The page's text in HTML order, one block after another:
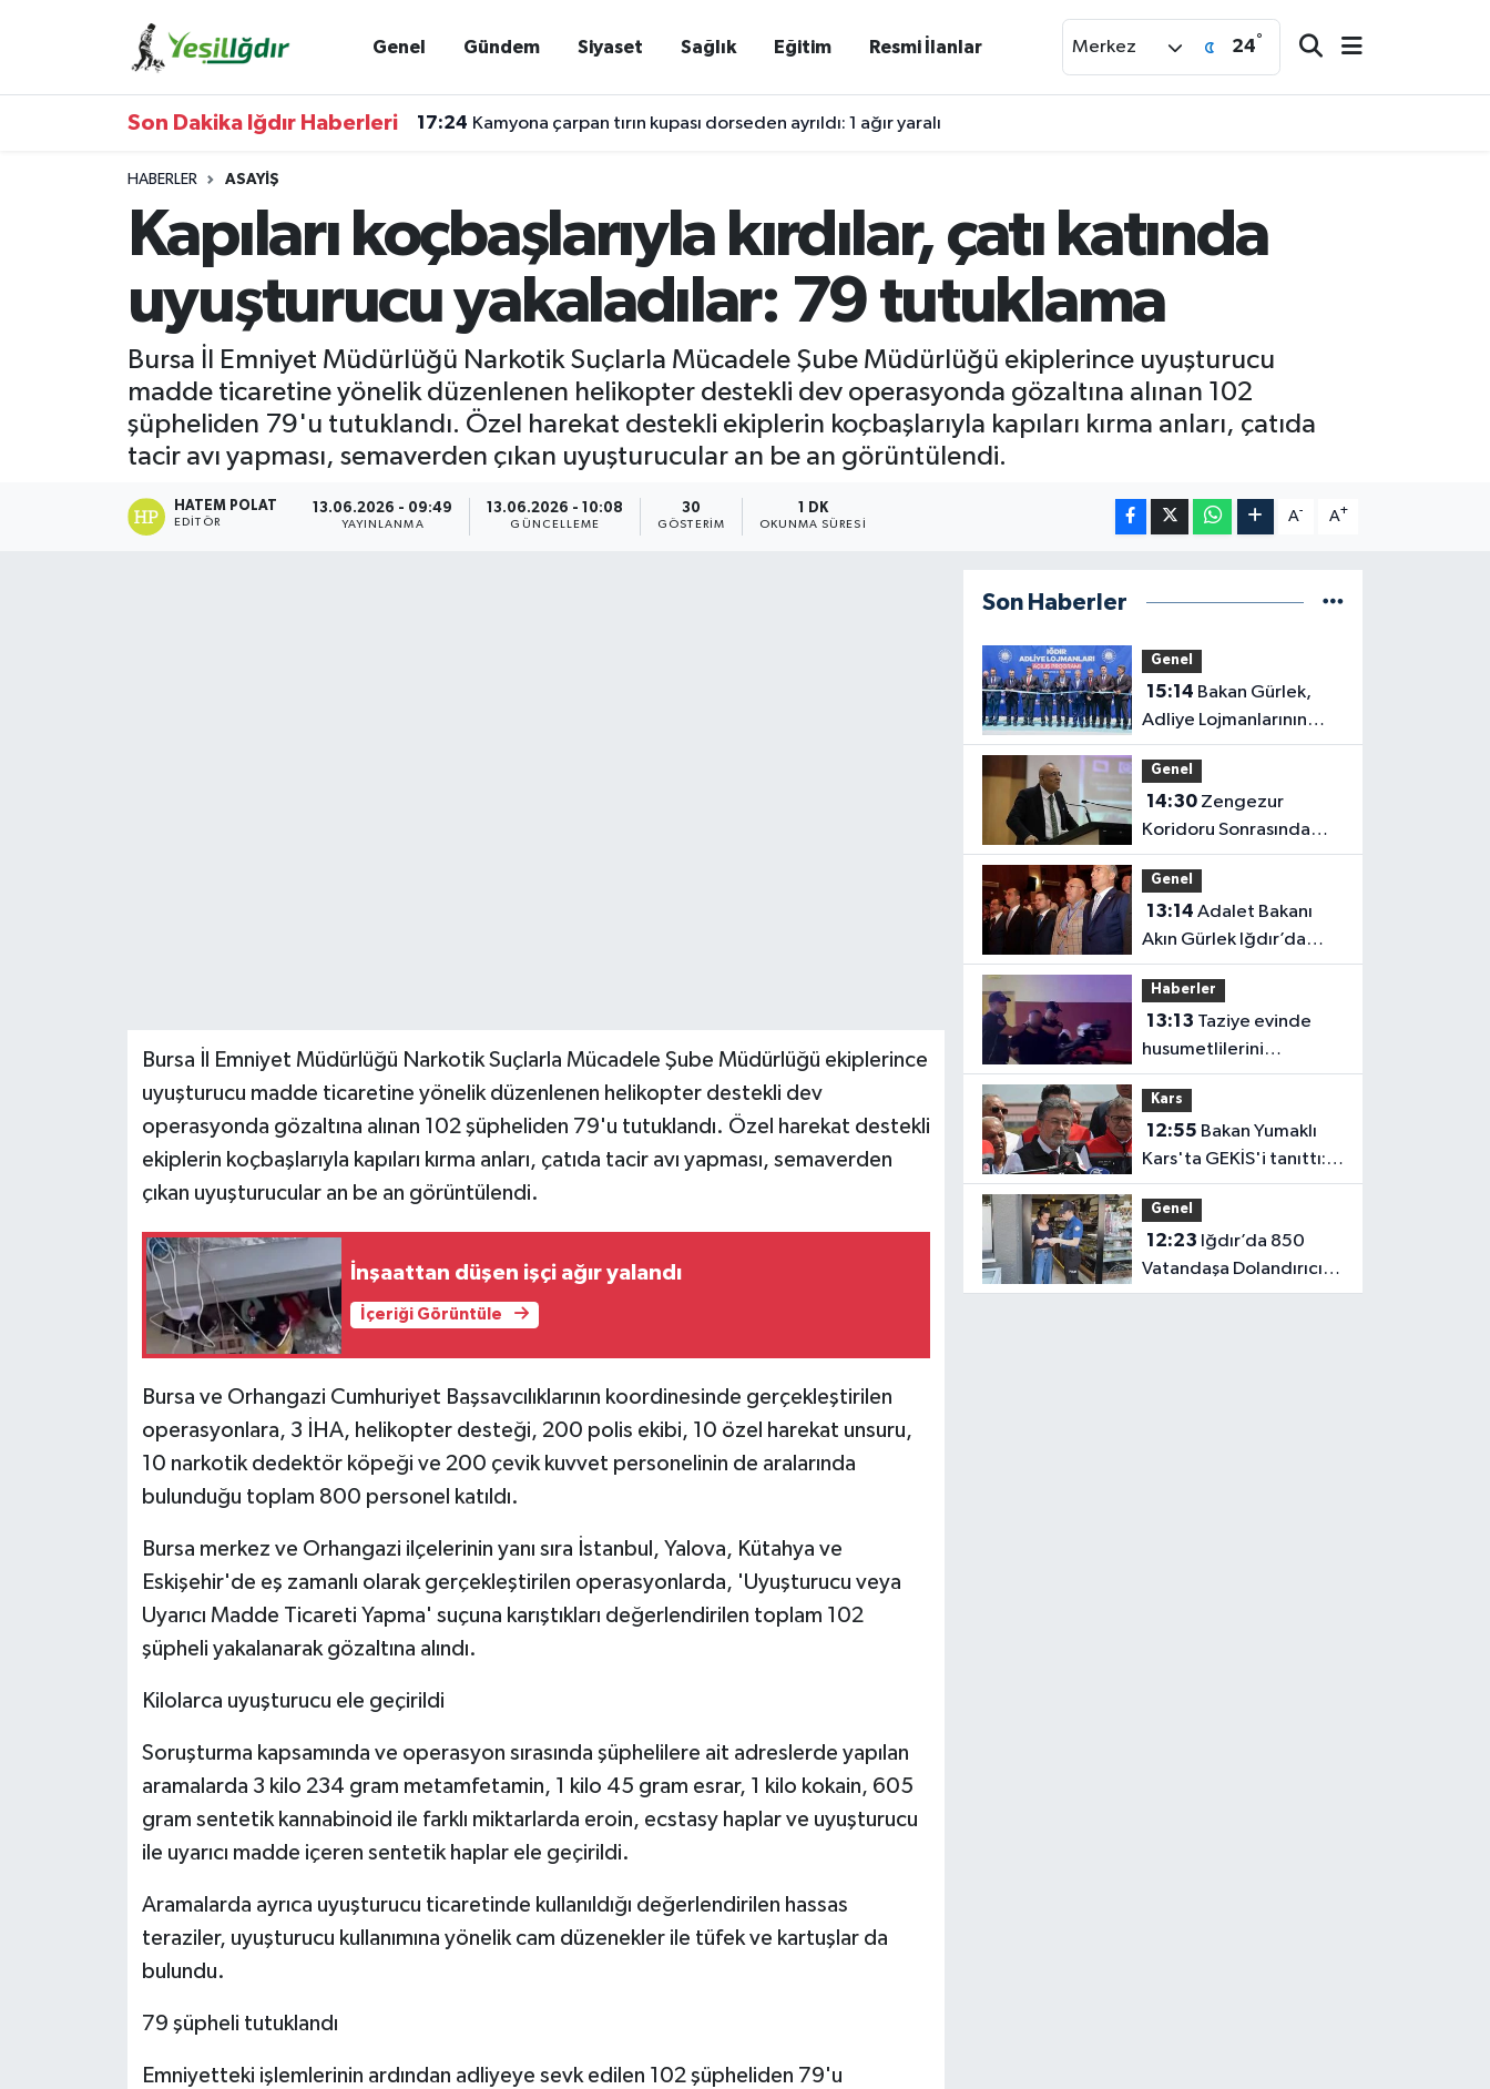
Genel Gündem Siyaset Sağlık Eğitim Resmi İlanlar Merkez 24°
Son Dakika Iğdır Haberleri 17:24 Kamyona çarpan tırın kupası dorseden ayrıldı: 1 ağır yaralı
HABERLER ASAYIŞ
Kapıları koçbaşlarıyla kırdılar, çatı katında
uyuşturucu yakaladılar: 79 tutuklama
Bursa İl Emniyet Müdürlüğü Narkotik Suçlarla Mücadele Şube Müdürlüğü ekiplerince uyuşturucu
madde ticaretine yönelik düzenlenen helikopter destekli dev operasyonda gözaltına alınan 102
şüpheliden 79'u tutuklandı. Özel harekat destekli ekiplerin koçbaşlarıyla kapıları kırma anları, çatıda
tacir avı yapması, semaverden çıkan uyuşturucular an be an görüntülendi.
HATEM POLAT
EDITÖR
13.06.2026 - 09:49
YAYINLANMA
13.06.2026 - 10:08
GÜNCELLEME
30
GÖSTERIM
1 DK
OKUNMA SÜRESI
A- A+
Bursa İl Emniyet Müdürlüğü Narkotik Suçlarla Mücadele Şube Müdürlüğü ekiplerince
uyuşturucu madde ticaretine yönelik düzenlenen helikopter destekli dev
operasyonda gözaltına alınan 102 şüpheliden 79'u tutuklandı. Özel harekat destekli
ekiplerin koçbaşlarıyla kapıları kırma anları, çatıda tacir avı yapması, semaverden
çıkan uyuşturucular an be an görüntülendi.
İnşaattan düşen işçi ağır yalandı
İçeriği Görüntüle
Bursa ve Orhangazi Cumhuriyet Başsavcılıklarının koordinesinde gerçekleştirilen
operasyonlara, 3 İHA, helikopter desteği, 200 polis ekibi, 10 özel harekat unsuru,
10 narkotik dedektör köpeği ve 200 çevik kuvvet personelinin de aralarında
bulunduğu toplam 800 personel katıldı.
Bursa merkez ve Orhangazi ilçelerinin yanı sıra İstanbul, Yalova, Kütahya ve
Eskişehir'de eş zamanlı olarak gerçekleştirilen operasyonlarda, 'Uyuşturucu veya
Uyarıcı Madde Ticareti Yapma' suçuna karıştıkları değerlendirilen toplam 102
şüpheli yakalanarak gözaltına alındı.
Kilolarca uyuşturucu ele geçirildi
Soruşturma kapsamında ve operasyon sırasında şüphelilere ait adreslerde yapılan
aramalarda 3 kilo 234 gram metamfetamin, 1 kilo 45 gram esrar, 1 kilo kokain, 605
gram sentetik kannabinoid ile farklı miktarlarda eroin, ecstasy haplar ve uyuşturucu
ile uyarıcı madde içeren sentetik haplar ele geçirildi.
Aramalarda ayrıca uyuşturucu ticaretinde kullanıldığı değerlendirilen hassas
teraziler, uyuşturucu kullanımına yönelik cam düzenekler ile tüfek ve kartuşlar da
bulundu.
79 şüpheli tutuklandı
Emniyetteki işlemlerinin ardından adliyeye sevk edilen 102 şüpheliden 79'u
Son Haberler
Genel
15:14
Adliye Lojmanlarının
Açılışını Gerçekleştirdi
Genel
14:30Zengezur
Koridoru Sonrasında
Iğdır
Genel
13:14
Akın Gürlek Iğdır’da
Dijital Medya
Çalıştayı’na Katıldı
Haberler
13:13
husumetlilerini
tabancayla kovalayan
şüpheli gözaltına alındı
Kars
12:55
Kars'ta GEKİS'i tanıttı:
Büyükbaş hayvancılıkta
'dijital kimlik' dönemi
başladı
Genel
12:23
Vatandaşa Dolandırıcılık
Uyarısı: “Polis ve Savcı
Iğdır Trafik Yoğunluk Haritası
Süper Lig Puan Durumu ve Fikstür
Tüm Manşetler
Son Dakika Haberleri